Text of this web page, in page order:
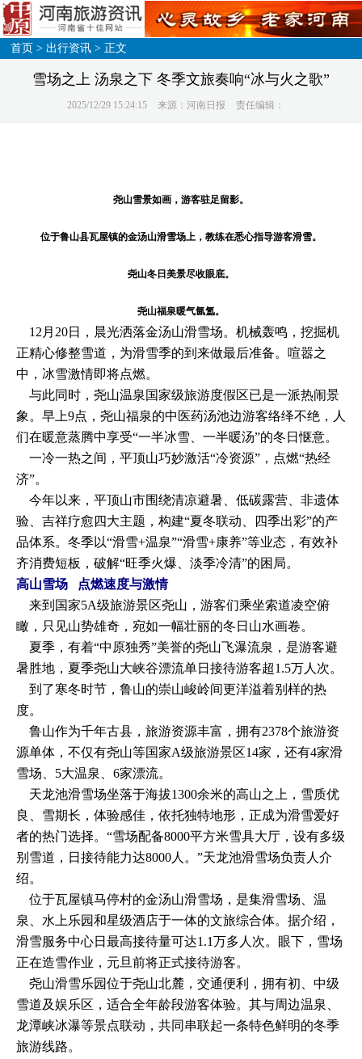
首页 >出行资讯 > 正文
雪场之上 汤泉之下 冬季文旅奏响“冰与火之歌”
2025/12/29 15:24:15 来源：河南日报 责任编辑：
尧山雪景如画，游客驻足留影。
位于鲁山县瓦屋镇的金汤山滑雪场上，教练在悉心指导游客滑雪。
尧山冬日美景尽收眼底。
尧山福泉暖气氤氲。
12月20日，晨光洒落金汤山滑雪场。机械轰鸣，挖掘机
正精心修整雪道，为滑雪季的到来做最后准备。喧嚣之
中，冰雪激情即将点燃。
与此同时，尧山温泉国家级旅游度假区已是一派热闹景
象。早上9点，尧山福泉的中医药汤池边游客络绎不绝，人
们在暖意蒸腾中享受“一半冰雪、一半暖汤”的冬日惬意。
一冷一热之间，平顶山巧妙激活“冷资源”，点燃“热经
济”。
今年以来，平顶山市围绕清凉避暑、低碳露营、非遗体
验、吉祥疗愈四大主题，构建“夏冬联动、四季出彩”的产
品体系。冬季以“滑雪+温泉”“滑雪+康养”等业态，有效补
齐消费短板，破解“旺季火爆、淡季冷清”的困局。
高山雪场 点燃速度与激情
来到国家5A级旅游景区尧山，游客们乘坐索道凌空俯
瞰，只见山势雄奇，宛如一幅壮丽的冬日山水画卷。
夏季，有着“中原独秀”美誉的尧山飞瀑流泉，是游客避
暑胜地，夏季尧山大峡谷漂流单日接待游客超1.5万人次。
到了寒冬时节，鲁山的崇山峻岭间更洋溢着别样的热
度。
鲁山作为千年古县，旅游资源丰富，拥有2378个旅游资
源单体，不仅有尧山等国家A级旅游景区14家，还有4家滑
雪场、5大温泉、6家漂流。
天龙池滑雪场坐落于海拔1300余米的高山之上，雪质优
良、雪期长，体验感佳，依托独特地形，正成为滑雪爱好
者的热门选择。“雪场配备8000平方米雪具大厅，设有多级
别雪道，日接待能力达8000人。”天龙池滑雪场负责人介
绍。
位于瓦屋镇马停村的金汤山滑雪场，是集滑雪场、温
泉、水上乐园和星级酒店于一体的文旅综合体。据介绍，
滑雪服务中心日最高接待量可达1.1万多人次。眼下，雪场
正在造雪作业，元旦前将正式接待游客。
尧山滑雪乐园位于尧山北麓，交通便利，拥有初、中级
雪道及娱乐区，适合全年龄段游客体验。其与周边温泉、
龙潭峡冰瀑等景点联动，共同串联起一条特色鲜明的冬季
旅游线路。